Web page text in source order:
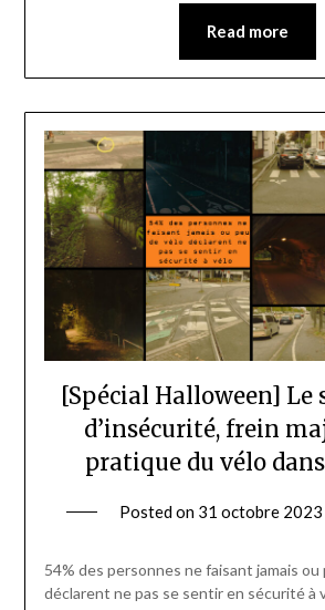
Read more
[Spécial Halloween]
d’insécurité, frein
pratique du vélo dans
Posted on 31 octobre 2023
54% des personnes ne faisant jamais ou
déclarent ne pas se sentir en sécurité à